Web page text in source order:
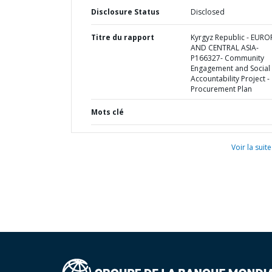
Disclosure Status Disclosed
Titre du rapport
Kyrgyz Republic -
AND CENTRAL ASIA-
P166327- Community
Engagement and Social
Accountability Project -
Procurement Plan
Mots clé
Voir la suite